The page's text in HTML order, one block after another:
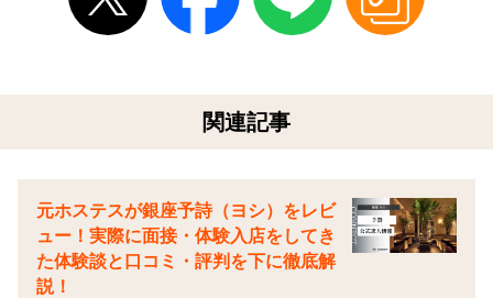
関連記事
元ホステスが銀座予詩（ヨシ）をレビ
ュー！実際に面接・体験入店をしてき
た体験談と口コミ・評判を下に徹底解
説！